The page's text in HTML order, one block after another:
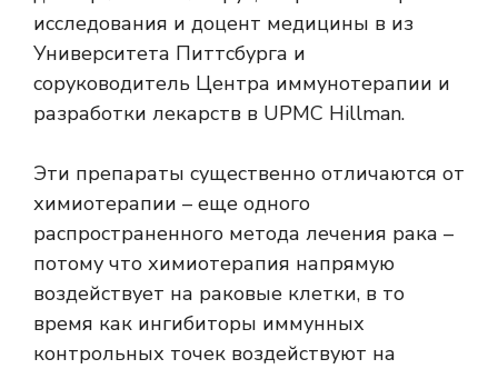
исследования и доцент медицины в из
Университета Питтсбурга и
соруководитель Центра иммунотерапии и
разработки лекарств в UPMC Hillman.
Эти препараты существенно отличаются от
химиотерапии – еще одного
распространенного метода лечения рака –
потому что химиотерапия напрямую
воздействует на раковые клетки, в то
время как ингибиторы иммунных
контрольных точек воздействуют на